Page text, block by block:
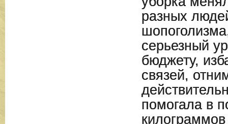
разных
серьезный
бюджету,
связей,
помогала в